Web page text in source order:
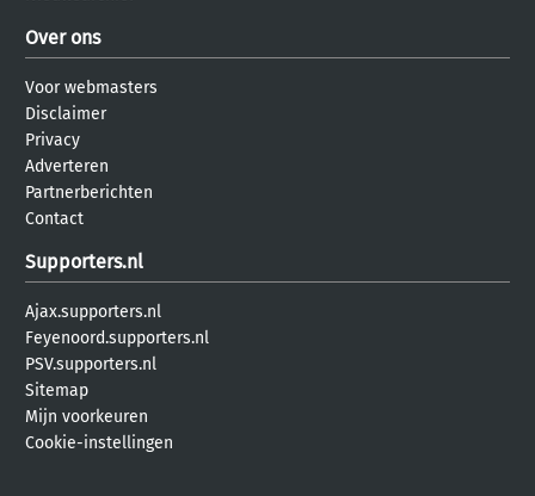
Over ons
Voor webmasters
Disclaimer
Privacy
Adverteren
Partnerberichten
Contact
Supporters.nl
Ajax.supporters.nl
Feyenoord.supporters.nl
PSV.supporters.nl
Sitemap
Mijn voorkeuren
Cookie-instellingen